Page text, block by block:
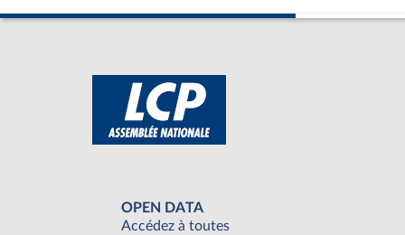
OPEN DATA
Accédez à toutes